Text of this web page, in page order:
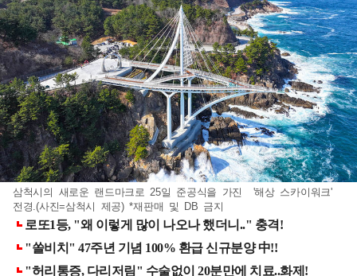
삼척시의 새로운 랜드마크로 25일 준공식을 가진 '해상 스카이워크'
전경.(사진=삼척시 제공) *재판매 및 DB 금지